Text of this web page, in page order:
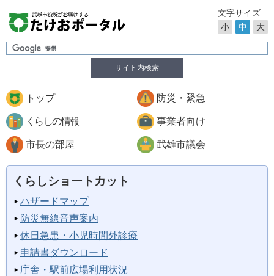
サイト内検索
文字サイズ
小
中 大
トップ 防災・緊急
くらしの情報 事業者向け
市長の部屋 武雄市議会
くらしショートカット
ハザードマップ
防災無線音声案内
休日急患・小児時間外診療
申請書ダウンロード
庁舎・駅前広場利用状況